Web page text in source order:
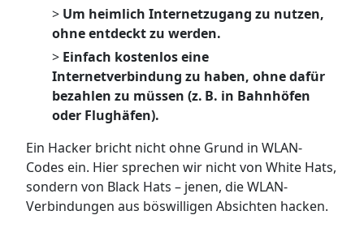
> Um heimlich Internetzugang zu nutzen,
ohne entdeckt zu werden.
> Einfach kostenlos eine
Internetverbindung zu haben, ohne dafür
bezahlen zu müssen (z. B. in Bahnhöfen
oder Flughäfen).
Ein Hacker bricht nicht ohne Grund in WLAN-
Codes ein. Hier sprechen wir nicht von White Hats,
sondern von Black Hats – jenen, die WLAN-
Verbindungen aus böswilligen Absichten hacken.